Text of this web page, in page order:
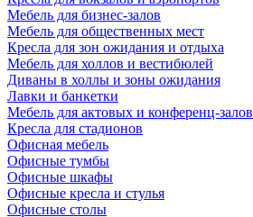
Мебель для бизнес-залов
Мебель для общественных мест
Кресла для зон ожидания и отдыха
Мебель для холлов и вестибюлей
Диваны в холлы и зоны ожидания
Лавки и банкетки
Мебель для актовых и конференц-залов
Кресла для стадионов
Офисная мебель
Офисные тумбы
Офисные шкафы
Офисные кресла и стулья
Офисные столы